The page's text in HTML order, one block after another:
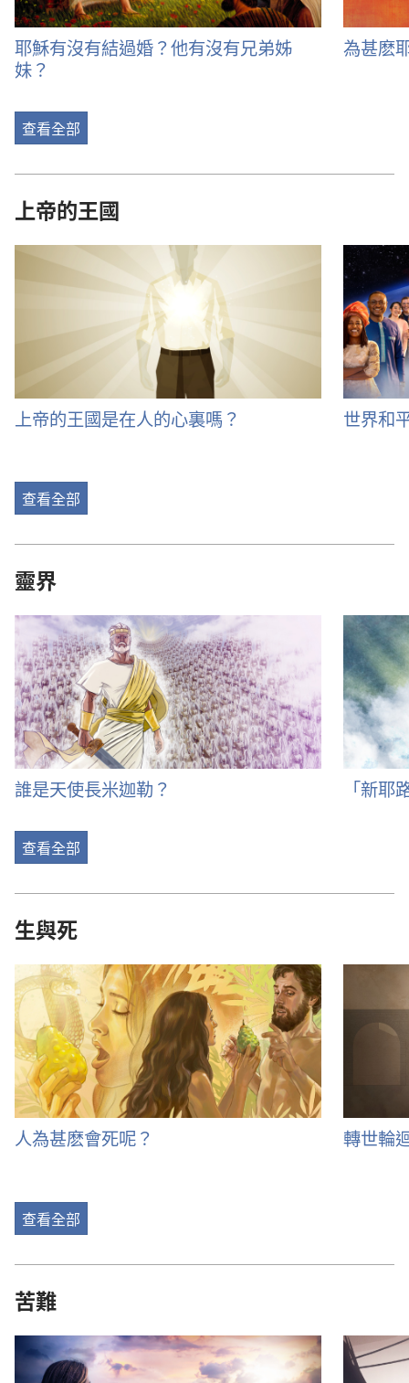
耶穌有沒有結過婚？他有沒有兄弟姊
妹？
為甚麽
查看全部
上帝的王國
上帝的王國是在人的心裏嗎？ 世界和
查看全部
靈界
誰是天使長米迦勒？ 「新耶
查看全部
生與死
人為甚麽會死呢？ 轉世輪
查看全部
苦難